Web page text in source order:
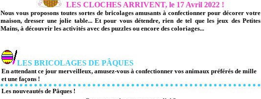
LES CLOCHES ARRIVENT, le 17 Avril 2022 !
Nous vous proposons toutes sortes de bricolages amusants à confectionner pour décorer votre
maison, dresser une jolie table... Et pour vous détendre, rien de tel que les jeux des Petites
Mains, à découvrir les activités avec des puzzles ou encore des coloriages...
LES BRICOLAGES DE PÂQUES
En attendant ce jour merveilleux, amusez-vous à confectionner vos animaux préférés de mille
et une façons !
Les nouveautés de Pâques !